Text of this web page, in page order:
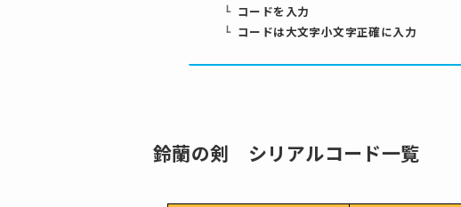
コードを入力
コードは大文字小文字正確に入力
鈴蘭の剣 シリアルコード一覧